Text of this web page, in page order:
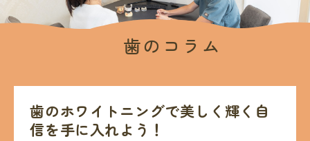
歯のコラム
歯のホワイトニングで美しく輝く自
信を手に入れよう！